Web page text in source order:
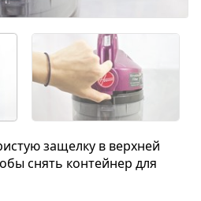
защелку в верхней
снять контейнер для